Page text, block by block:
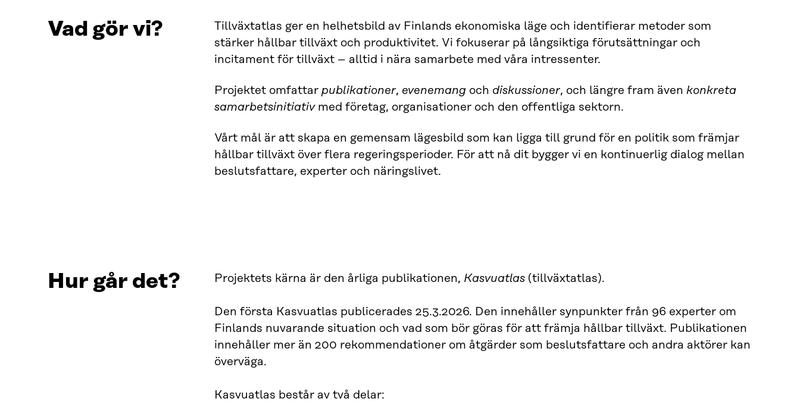
Vad gör vi?
Tillväxtatlas ger en helhetsbild av Finlands ekonomiska läge och identifierar metoder som
stärker hållbar tillväxt och produktivitet. Vi fokuserar på långsiktiga förutsättningar och
incitament för tillväxt – alltid i nära samarbete med våra intressenter.
Projektet omfattar publikationer, evenemang och diskussioner, och längre fram även konkreta
samarbetsinitiativmed företag, organisationer och den offentliga sektorn.
Vårt mål är att skapa en gemensam lägesbild som kan ligga till grund för en politik som främjar
hållbar tillväxt över flera regeringsperioder. För att nå dit bygger vi en kontinuerlig dialog mellan
beslutsfattare, experter och näringslivet.
Hur går det? Projektets kärna är den årliga publikationen, Kasvuatlas (tillväxtatlas).
Den första Kasvuatlas publicerades 25.3.2026. Den innehåller synpunkter från 96 experter om
Finlands nuvarande situation och vad som bör göras för att främja hållbar tillväxt. Publikationen
innehåller mer än 200 rekommendationer om åtgärder som beslutsfattare och andra aktörer kan
överväga.
Kasvuatlas består av två delar: